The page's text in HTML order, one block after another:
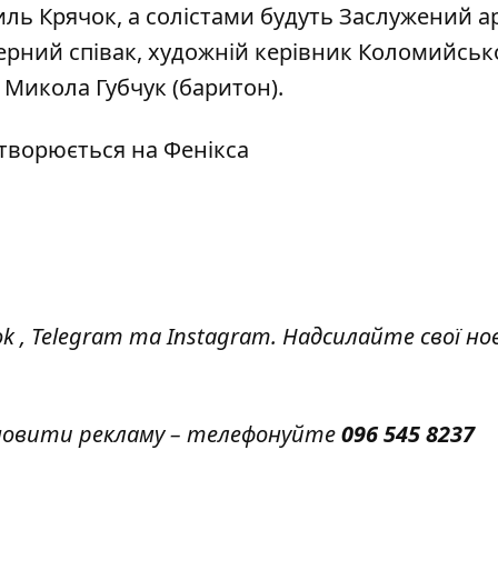
Крячок, а солістами будуть Заслужений
співак, художній керівник
Микола Губчук (баритон).
на Фенікса
, Telegram таInstagram. Надсилайте свої
рекламу – телефонуйте096 545 8237